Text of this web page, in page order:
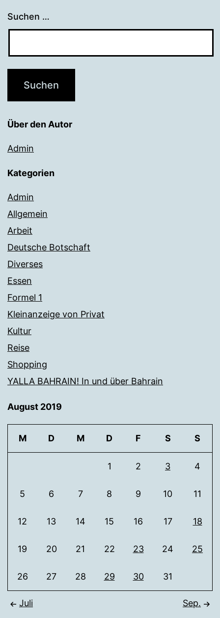
Suchen …
Über den Autor
Admin
Kategorien
Admin
Allgemein
Arbeit
Deutsche Botschaft
Diverses
Essen
Formel 1
Kleinanzeige von Privat
Kultur
Reise
Shopping
YALLA BAHRAIN! In und über Bahrain
August 2019
M D M D F S S
1 2 3 4
5 6 7 8 9 10 11
12 13 14 15 16 17 18
19 20 21 22 23 24 25
26 27 28 29 30 31
Juli Sep.